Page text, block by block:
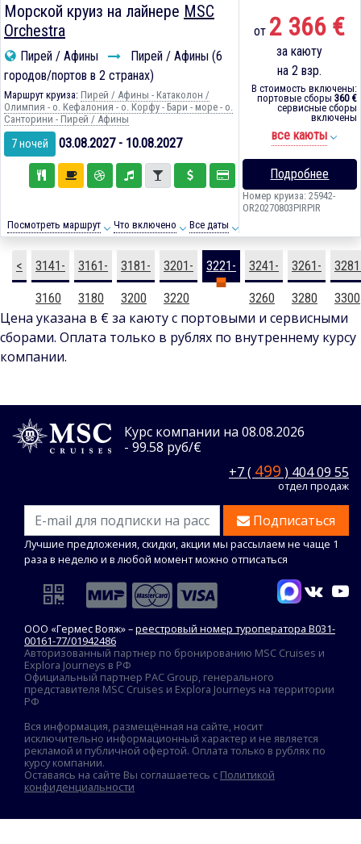
Морской круиз на лайнере MSC
Orchestra
Пирей / Афины
Пирей / Афины (6
городов/портов в 2 странах)
Маршрут круиза: Пирей / Афины - Катаколон /
Олимпия - о. Кефалония - о. Корфу - Бари - море - о.
Санторини - Пирей / Афины
7 ночей 03.08.2027 - 10.08.2027
Посмотреть маршрут Что включено Все даты
от 2 366 €
за каюту
на 2 взр.
В стоимость включены:
портовые сборы 360 €
сервисные сборы
включены
все каюты
Подробнее
Номер круиза: 25942-
OR20270803PIRPIR
< 3141-
3160
3161-
3180
3181-
3200
3201-
3220
3221- 3241-
3260
3261-
3280 3300
Цена указана в € за каюту с портовыми и сервисными
сборами. Оплата только в рублях по внутреннему курсу
компании.
Курс компании на 08.08.2026
- 99.58 руб/€
+7 ( 499 ) 404 09 55
отдел продаж
Подписаться
Лучшие предложения, скидки, акции мы рассылаем не чаще 1
раза в неделю и в любой момент можно отписаться
ООО «Гермес Вояж» –реестровый номер туроператора В031-
00161-77/01942486
Авторизованный партнер по бронированию MSC Cruises и
Explora Journeys в РФ
Официальный партнер PAC Group, генерального
представителя MSC Cruises и Explora Journeys на территории
РФ
Вся информация, размещённая на сайте, носит
исключительно информационный характер и не является
рекламой и публичной офертой. Оплата только в рублях по
курсу компании.
Оставаясь на сайте Вы соглашаетесь с Политикой
конфиденциальности